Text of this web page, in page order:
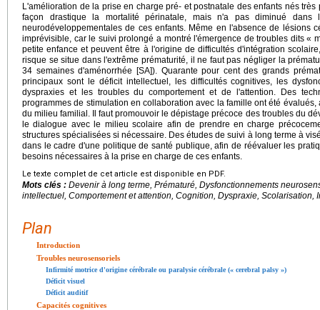
L'amélioration de la prise en charge pré- et postnatale des enfants nés
façon drastique la mortalité périnatale, mais n'a pas diminué dans
neurodéveloppementales de ces enfants. Même en l'absence de lésions
imprévisible, car le suivi prolongé a montré l'émergence de troubles dits «
petite enfance et peuvent être à l'origine de difficultés d'intégration
risque se situe dans l'extrême prématurité, il ne faut pas négliger la
34 semaines d'aménorrhée [SA]). Quarante pour cent des grands
principaux sont le déficit intellectuel, les difficultés cognitives, les
dyspraxies et les troubles du comportement et de l'attention. Des
programmes de stimulation en collaboration avec la famille ont été
du milieu familial. Il faut promouvoir le dépistage précoce des troubles du
le dialogue avec le milieu scolaire afin de prendre en charge
structures spécialisées si nécessaire. Des études de suivi à long terme à
dans le cadre d'une politique de santé publique, afin de réévaluer les
besoins nécessaires à la prise en charge de ces enfants.
Le texte complet de cet article est disponible en PDF.
Mots clés : Devenir à long terme, Prématuré, Dysfonctionnements
intellectuel, Comportement et attention, Cognition, Dyspraxie, Scolarisation,
Plan
Introduction
Troubles neurosensoriels
Infirmité motrice d'origine cérébrale ou paralysie cérébrale (« cerebral palsy »)
Déficit visuel
Déficit auditif
Capacités cognitives